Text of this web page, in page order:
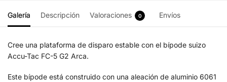
Galería Descripción Valoraciones 0 Envíos
Cree una plataforma de disparo estable con el bípode suizo
Accu-Tac FC-5 G2 Arca.
Este bípode está construido con una aleación de aluminio 6061